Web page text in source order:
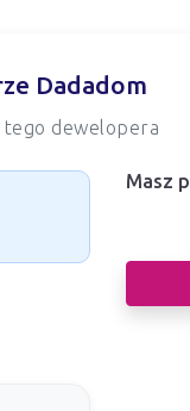
Dadadom
tego dewelopera
Masz